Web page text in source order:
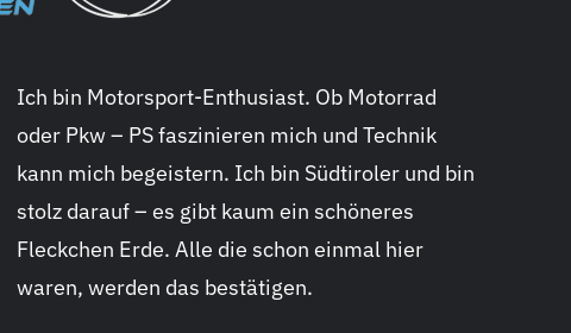
Ich bin Motorsport-Enthusiast. Ob Motorrad
oder Pkw – PS faszinieren mich und Technik
kann mich begeistern. Ich bin Südtiroler und bin
stolz darauf – es gibt kaum ein schöneres
Fleckchen Erde. Alle die schon einmal hier
waren, werden das bestätigen.